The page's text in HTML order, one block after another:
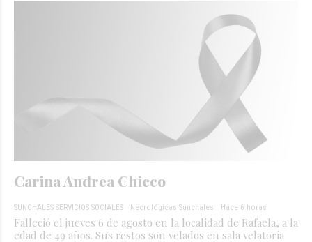
Carina Andrea Chicco
SUNCHALES SERVICIOS SOCIALES Necrológicas Sunchales Hace 6 horas
Falleció el jueves 6 de agosto en la localidad de Rafaela, a la
edad de 49 años. Sus restos son velados en sala velatoria